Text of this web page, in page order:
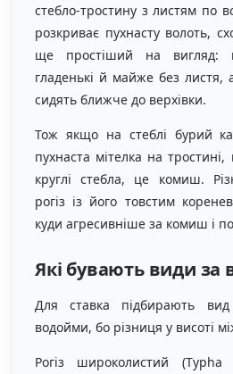
стебло-тростину з листям по
розкриває пухнасту волоть,
ще простіший на вигляд:
гладенькі й майже без листя,
сидять ближче до верхівки.
Тож якщо на стеблі бурий
пухнаста мітелка на
круглі стебла, це комиш.
рогіз із його товстим
куди агресивніше за комиш і
Які бувають види за
Для ставка підбирають
водойми, бо різниця у висоті
Рогіз широколистий